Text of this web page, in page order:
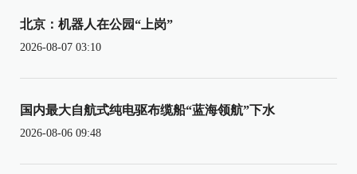
北京：机器人在公园“上岗”
2026-08-07 03:10
国内最大自航式纯电驱布缆船“蓝海领航”下水
2026-08-06 09:48